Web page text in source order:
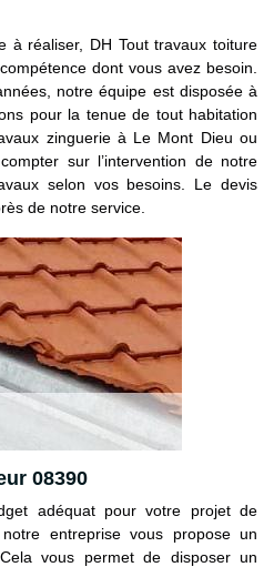
à réaliser, DH Tout travaux toiture
dont vous avez besoin.
notre équipe est disposée à
pour la tenue de tout habitation
zinguerie à Le Mont Dieu ou
sur l’intervention de notre
selon vos besoins. Le devis
de notre service.
08390
adéquat pour votre projet de
entreprise vous propose un
vous permet de disposer un